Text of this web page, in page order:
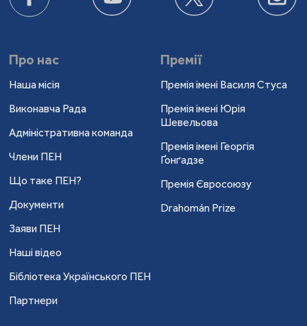
Про нас
Наша місія
Виконавча Рада
Адміністративна команда
Члени ПЕН
Що таке ПЕН?
Документи
Заяви ПЕН
Наші відео
Бібліотека Українського ПЕН
Партнери
Премії
Премія імені Василя Стуса
Премія імені Юрія
Шевельова
Премія імені Георгія
Ґонґадзе
Премія Євросоюзу
Drahomán Prize